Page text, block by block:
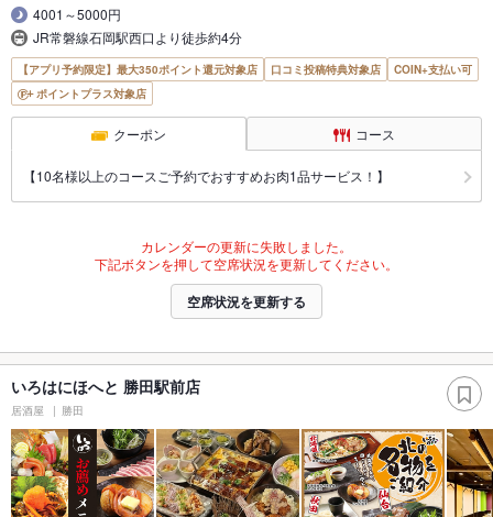
4001～5000円
JR常磐線石岡駅西口より徒歩約4分
【アプリ予約限定】最大350ポイント還元対象店 口コミ投稿特典対象店
COIN+支払い可
ポイントプラス対象店
クーポン コース
【10名様以上のコースご予約でおすすめお肉1品サービス！】
カレンダーの更新に失敗しました。
下記ボタンを押して空席状況を更新してください。
空席状況を更新する
いろはにほへと 勝田駅前店
居酒屋 勝田